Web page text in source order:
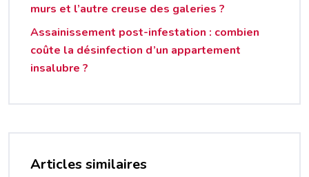
murs et l’autre creuse des galeries ?
Assainissement post-infestation : combien
coûte la désinfection d’un appartement
insalubre ?
Articles similaires